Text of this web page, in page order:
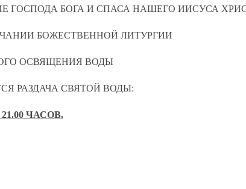
ГОСПОДА БОГА И СПАСА НАШЕГО ИИСУСА
БОЖЕСТВЕННОЙ ЛИТУРГИИ
ОСВЯЩЕНИЯ ВОДЫ
РАЗДАЧА СВЯТОЙ ВОДЫ:
21.00 ЧАСОВ.